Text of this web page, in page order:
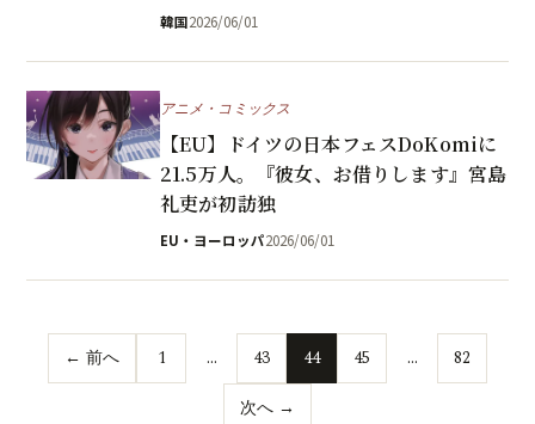
韓国2026/06/01
アニメ・コミックス
【EU】ドイツの日本フェスDoKomiに
21.5万人。『彼女、お借りします』宮島
礼吏が初訪独
EU・ヨーロッパ2026/06/01
← 前へ 1 … 43 44 45 …
82
次へ →